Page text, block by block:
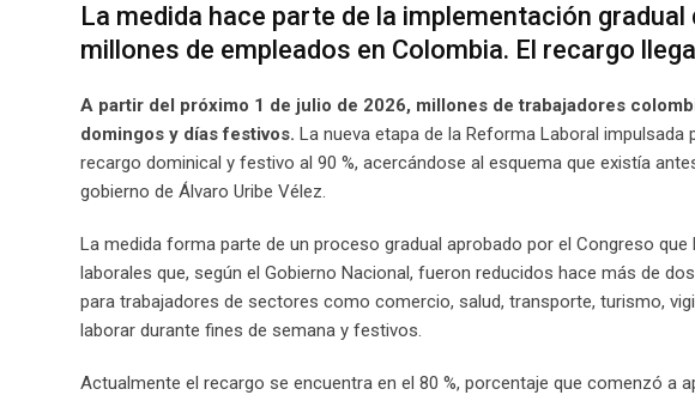
La medida hace parte de la implementación
millones de empleados en Colombia. El recargo
A partir del próximo 1 de julio de 2026, millones de trabajadores
domingos y días festivos. La nueva etapa de la Reforma Laboral
recargo dominical y festivo al 90 %, acercándose al esquema que existía
gobierno de Álvaro Uribe Vélez.
La medida forma parte de un proceso gradual aprobado por el Congreso
laborales que, según el Gobierno Nacional, fueron reducidos hace más de
para trabajadores de sectores como comercio, salud, transporte, turismo,
laborar durante fines de semana y festivos.
Actualmente el recargo se encuentra en el 80 %, porcentaje que comenzó a